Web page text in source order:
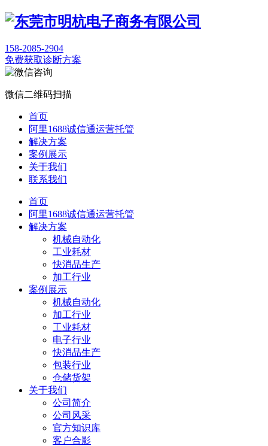
158-2085-2904
免费获取诊断方案
微信二维码扫描
首页
阿里1688诚信通运营托管
解决方案
案例展示
关于我们
联系我们
首页
阿里1688诚信通运营托管
解决方案
机械自动化
工业耗材
快消品生产
加工行业
案例展示
机械自动化
加工行业
工业耗材
电子行业
快消品生产
包装行业
仓储货架
关于我们
公司简介
公司风采
官方知识库
客户合影